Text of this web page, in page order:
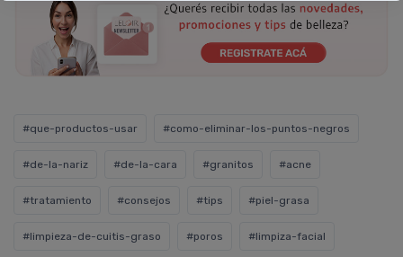
#que-productos-usar #como-eliminar-los-puntos-negros
#de-la-nariz #de-la-cara #granitos #acne
#tratamiento #consejos #tips #piel-grasa
#limpieza-de-cuitis-graso #poros #limpiza-facial